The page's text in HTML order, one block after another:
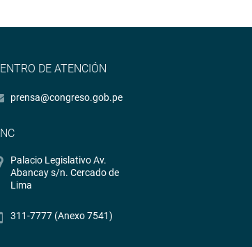
DE ATENCIÓN
prensa@congreso.gob.pe
Palacio Legislativo Av.
Abancay s/n. Cercado de
Lima
311-7777 (Anexo 7541)